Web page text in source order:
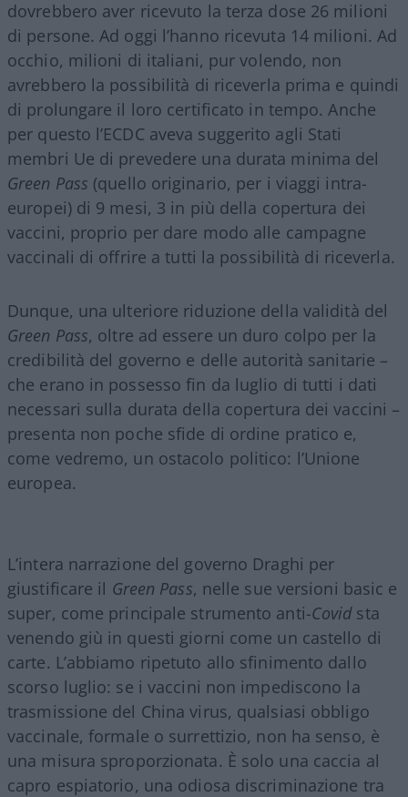
dovrebbero aver ricevuto la terza dose 26 milioni
di persone. Ad oggi l’hanno ricevuta 14 milioni. Ad
occhio, milioni di italiani, pur volendo, non
avrebbero la possibilità di riceverla prima e quindi
di prolungare il loro certificato in tempo. Anche
per questo l’ECDC aveva suggerito agli Stati
membri Ue di prevedere una durata minima del
Green Pass (quello originario, per i viaggi intra-
europei) di 9 mesi, 3 in più della copertura dei
vaccini, proprio per dare modo alle campagne
vaccinali di offrire a tutti la possibilità di riceverla.
Dunque, una ulteriore riduzione della validità del
Green Pass, oltre ad essere un duro colpo per la
credibilità del governo e delle autorità sanitarie –
che erano in possesso fin da luglio di tutti i dati
necessari sulla durata della copertura dei vaccini –
presenta non poche sfide di ordine pratico e,
come vedremo, un ostacolo politico: l’Unione
europea.
L’intera narrazione del governo Draghi per
giustificare il Green Pass, nelle sue versioni basic e
super, come principale strumento anti-Covidsta
venendo giù in questi giorni come un castello di
carte. L’abbiamo ripetuto allo sfinimento dallo
scorso luglio: se i vaccini non impediscono la
trasmissione del China virus, qualsiasi obbligo
vaccinale, formale o surrettizio, non ha senso, è
una misura sproporzionata. È solo una caccia al
capro espiatorio, una odiosa discriminazione tra